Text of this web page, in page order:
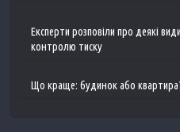
Експерти розповіли про деякі
контролю тиску
Що краще: будинок або